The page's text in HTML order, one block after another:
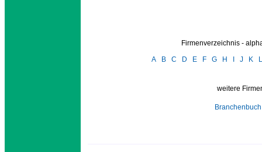
Firmenverzeichnis -
A
B C D E F G H J K L
weitere